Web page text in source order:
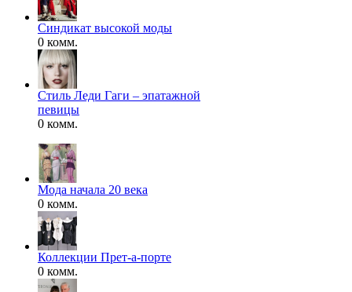
Синдикат высокой моды
0 комм.
Стиль Леди Гаги – эпатажной
певицы
0 комм.
Мода начала 20 века
0 комм.
Коллекции Прет-а-порте
0 комм.